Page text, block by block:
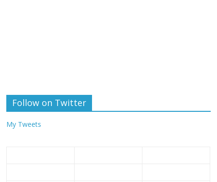
Follow on Twitter
My Tweets